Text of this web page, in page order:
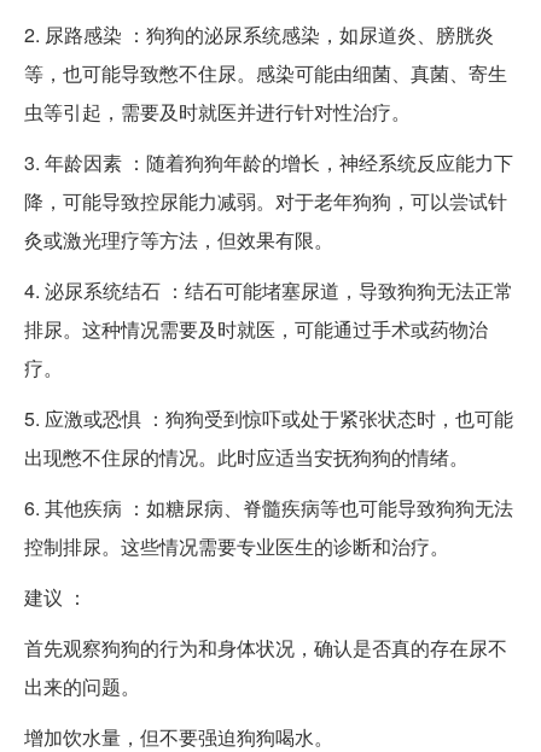
2. 尿路感染 ：狗狗的泌尿系统感染，如尿道炎、膀胱炎
等，也可能导致憋不住尿。感染可能由细菌、真菌、寄生
虫等引起，需要及时就医并进行针对性治疗。
3. 年龄因素 ：随着狗狗年龄的增长，神经系统反应能力下
降，可能导致控尿能力减弱。对于老年狗狗，可以尝试针
灸或激光理疗等方法，但效果有限。
4. 泌尿系统结石 ：结石可能堵塞尿道，导致狗狗无法正常
排尿。这种情况需要及时就医，可能通过手术或药物治
疗。
5. 应激或恐惧 ：狗狗受到惊吓或处于紧张状态时，也可能
出现憋不住尿的情况。此时应适当安抚狗狗的情绪。
6. 其他疾病 ：如糖尿病、脊髓疾病等也可能导致狗狗无法
控制排尿。这些情况需要专业医生的诊断和治疗。
建议 ：
首先观察狗狗的行为和身体状况，确认是否真的存在尿不
出来的问题。
增加饮水量，但不要强迫狗狗喝水。